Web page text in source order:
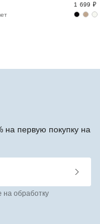
1 699 ₽
первую покупку на
на обработку